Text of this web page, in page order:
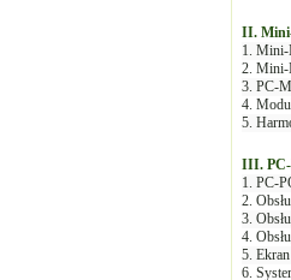
II. Mini-
1. Mini-
2. Mini-
3. PC-
4.
5.
III. PC-
1. PC-
2.
3.
4.
5.
6.